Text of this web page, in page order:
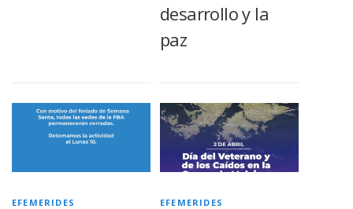
desarrollo y la
paz
EFEMERIDES EFEMERIDES